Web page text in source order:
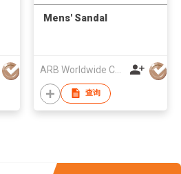
Mens' Sandal
查询